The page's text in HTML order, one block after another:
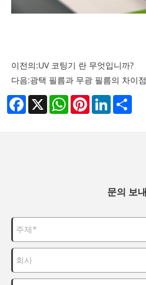
이전의:UV 코팅기 란 무엇입니까?
다음:광택 필름과 무광 필름의 차이
Facebook
X WhatsAppPinterestLinkedIn
문의 보